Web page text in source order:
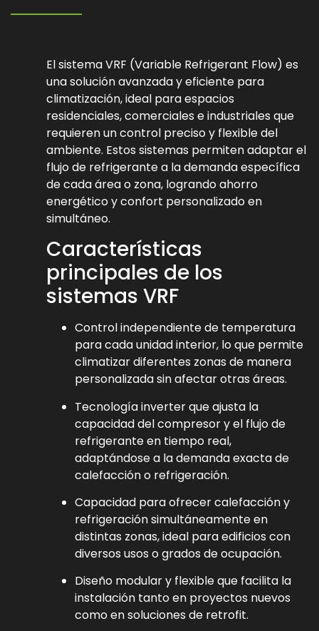
El sistema VRF (Variable Refrigerant Flow) es
una solución avanzada y eficiente para
climatización, ideal para espacios
residenciales, comerciales e industriales que
requieren un control preciso y flexible del
ambiente. Estos sistemas permiten adaptar el
flujo de refrigerante a la demanda específica
de cada área o zona, logrando ahorro
energético y confort personalizado en
simultáneo.
Características
principales de los
sistemas VRF
Control independiente de temperatura
para cada unidad interior, lo que permite
climatizar diferentes zonas de manera
personalizada sin afectar otras áreas.
Tecnología inverter que ajusta la
capacidad del compresor y el flujo de
refrigerante en tiempo real,
adaptándose a la demanda exacta de
calefacción o refrigeración.
Capacidad para ofrecer calefacción y
refrigeración simultáneamente en
distintas zonas, ideal para edificios con
diversos usos o grados de ocupación.
Diseño modular y flexible que facilita la
instalación tanto en proyectos nuevos
como en soluciones de retrofit.